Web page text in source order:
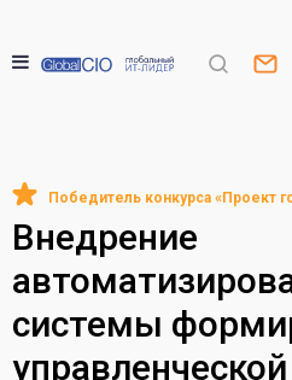
Внедрение
системы